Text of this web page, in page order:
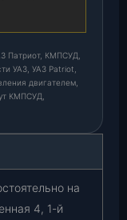
Патриот, КМПСУД,
УАЗ, УАЗ Patriot,
двигателем,
КМПСУД,
на
4, 1-й